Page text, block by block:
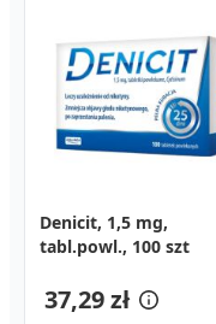
Denicit, 1,5 mg,
tabl.powl., 100 szt
37,29 zł